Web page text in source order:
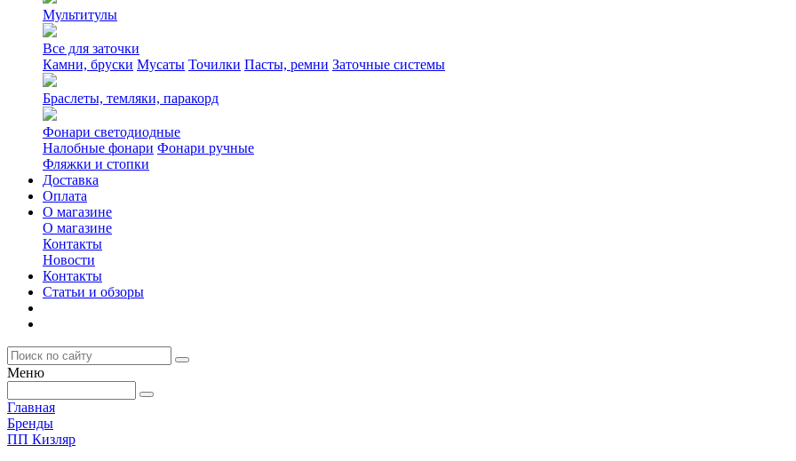
Мультитулы
Все для заточки
Камни, бруски Мусаты Точилки Пасты, ремни Заточные системы
Браслеты, темляки, паракорд
Фонари светодиодные
Налобные фонари Фонари ручные
Фляжки и стопки
Доставка
Оплата
О магазине
О магазине
Контакты
Новости
Контакты
Статьи и обзоры
Меню
Главная
Бренды
ПП Кизляр